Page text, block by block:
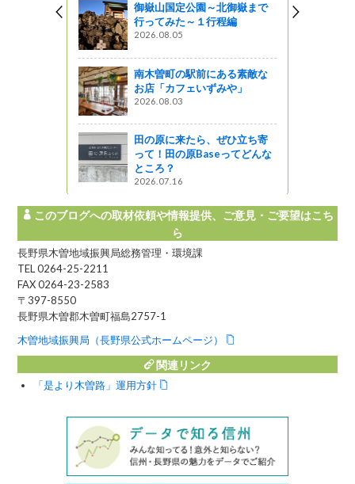
御嶽山国定公園～北御嶽まで
行ってみた～１行程編
2026.08.05
南木曽町の駅前にある素敵な
お店「カフェいずみや」
2026.08.03
田の原に来たら、ぜひ立ち寄
って！田の原Baseってどんな
ところ？
2026.07.16
このブログへの取材依頼や情報提供、ご意見・ご要望はこち
ら
長野県木曽地域振興局総務管理・環境課
TEL 0264-25-2211
FAX 0264-23-2583
〒397-8550
長野県木曽郡木曽町福島2757-1
木曽地域振興局（長野県公式ホームページ）
関連リンク
「是より木曽路」運用方針